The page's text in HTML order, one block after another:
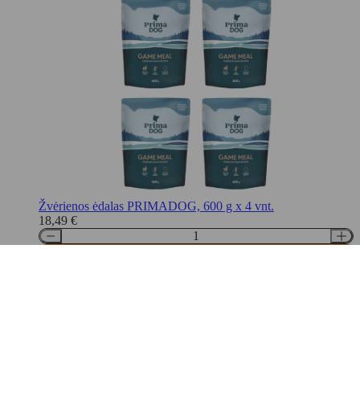
Žvėrienos ėdalas PRIMADOG, 600 g x 4 vnt.
18,49 €